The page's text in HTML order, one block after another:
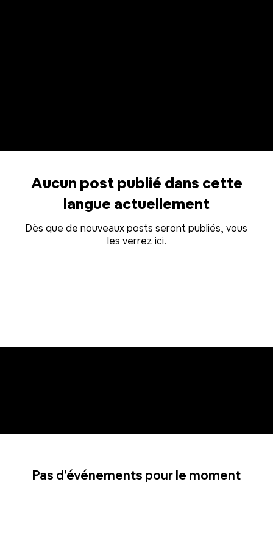
Aucun post publié dans cette
langue actuellement
Dès que de nouveaux posts seront publiés, vous
les verrez ici.
Pas d'événements pour le moment